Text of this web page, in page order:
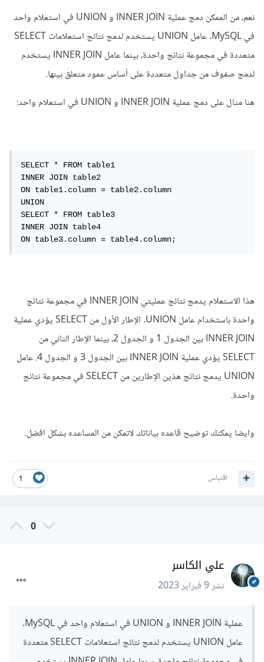
نعم، من الممكن دمج عملية INNER JOIN و UNION في استعلام واحد
في MySQL. عامل UNION يستخدم لدمج نتائج استعلامات SELECT
متعددة في مجموعة نتائج واحدة، بينما عامل INNER JOIN يستخدم
لدمج صفوف من جداول متعددة على أساس عمود متعلق بينها.
هنا مثال على دمج عملية INNER JOIN و UNION في استعلام واحد:
SELECT * FROM table1
INNER JOIN table2
ON table1.column = table2.column
UNION
SELECT * FROM table3
INNER JOIN table4
ON table3.column = table4.column;
هذا الاستعلام يدمج نتائج عمليتي INNER JOIN في مجموعة نتائج
واحدة باستخدام عامل UNION. الإطار الأول من SELECT يؤدي عملية
INNER JOIN بين الجدول 1 و الجدول 2، بينما الإطار الثاني من
SELECT يؤدي عملية INNER JOIN بين الجدول 3 و الجدول 4. عامل
UNION يدمج نتائج هذين الإطارين من SELECT في مجموعة نتائج
واحدة.
وايضا يمكنك توضيح قاعده بياناتك لاتمكن من المساعده بشكل افضل.
1 اقتباس
0
علي الكاسر
نشر9 فبراير 2023
عملية INNER JOIN و UNION في استعلام واحد في MySQL.
عامل UNION يستخدم لدمج نتائج استعلامات SELECT متعددة